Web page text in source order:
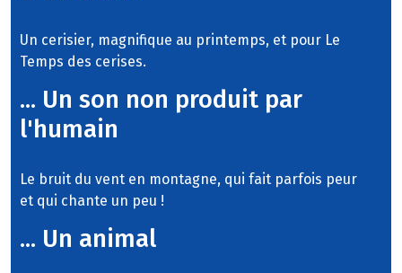
Un cerisier, magnifique au printemps, et pour Le
Temps des cerises.
... Un son non produit par
l'humain
Le bruit du vent en montagne, qui fait parfois peur
et qui chante un peu !
... Un animal